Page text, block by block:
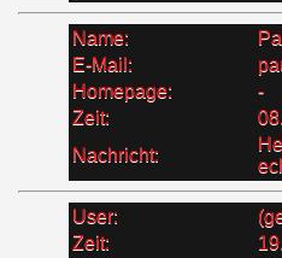
Name:
E-Mail:
Homepage:
-
Zeit:
Nachricht:
User:
Zeit: